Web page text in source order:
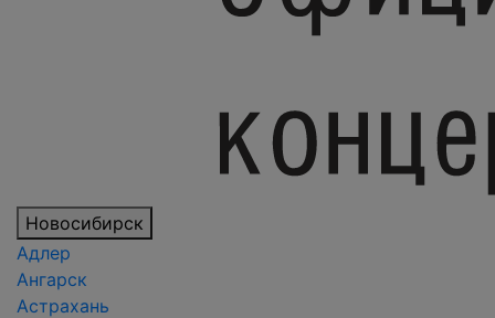
Новосибирск
Адлер
Ангарск
Астрахань